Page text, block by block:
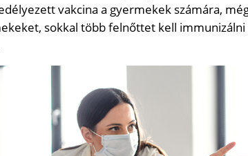
vakcina a gyermekek számára,
sokkal több felnőttet kell